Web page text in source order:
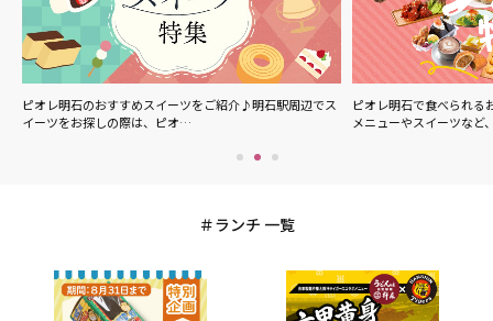
ピオレ明石のおすすめスイーツをご紹介♪明石駅周辺でス
イーツをお探しの際は、ピオ…
ピオレ明石で食べられる
メニューやスイーツなど
ランチ 一覧